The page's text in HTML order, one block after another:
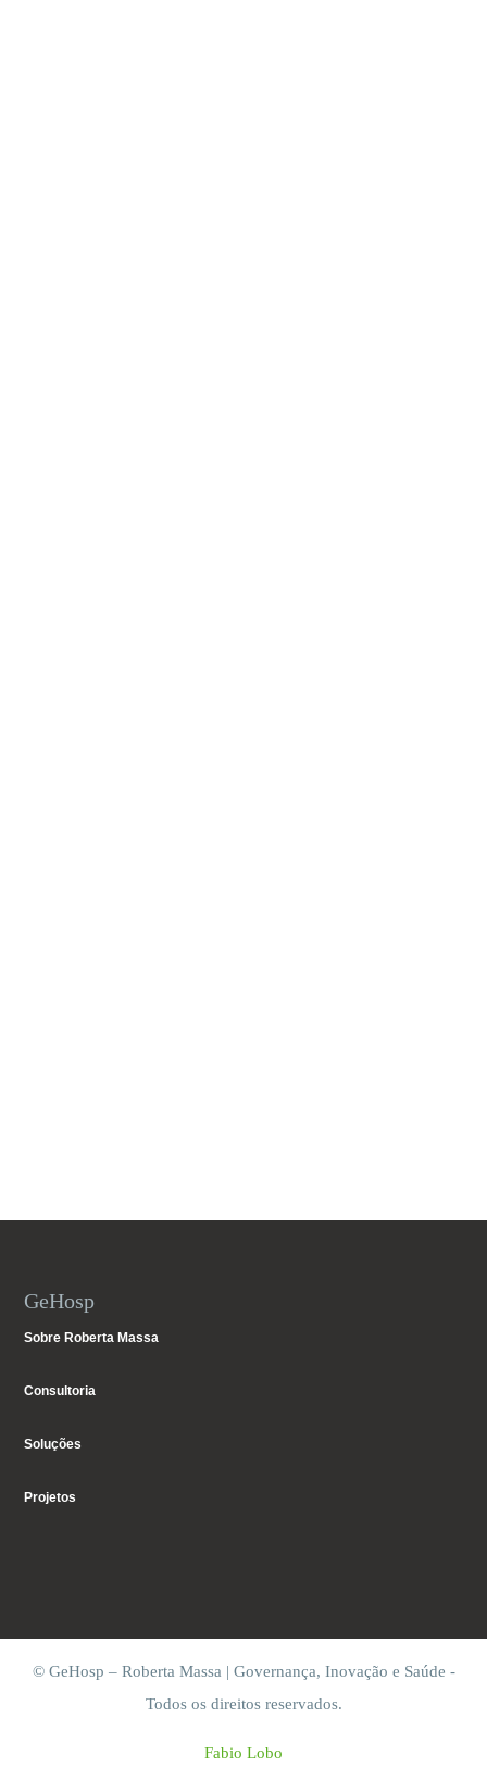
GeHosp
Sobre Roberta Massa
Consultoria
Soluções
Projetos
© GeHosp – Roberta Massa | Governança, Inovação e Saúde -
Todos os direitos reservados.
Fabio Lobo